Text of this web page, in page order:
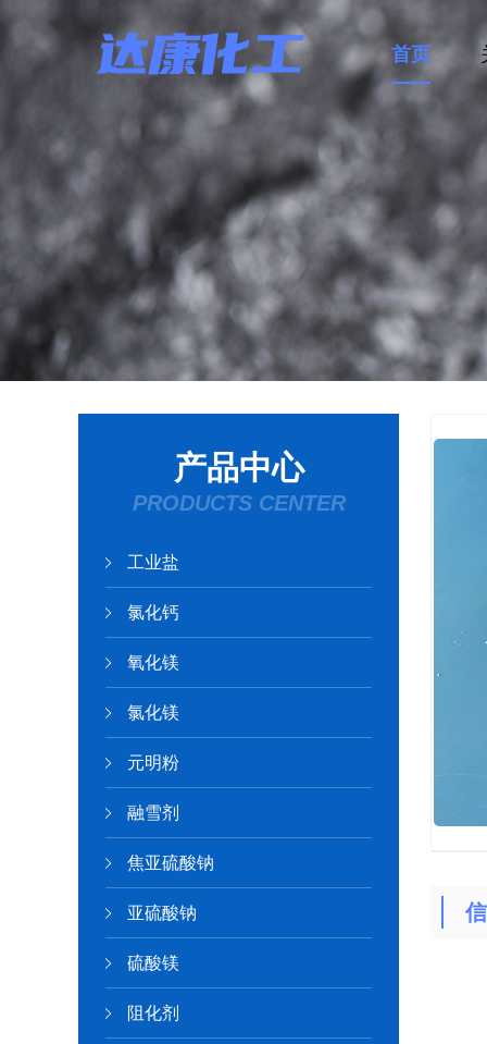
首页
产品中心
PRODUCTS CENTER
工业盐
氯化钙
氧化镁
氯化镁
元明粉
融雪剂
焦亚硫酸钠
亚硫酸钠
硫酸镁
阻化剂